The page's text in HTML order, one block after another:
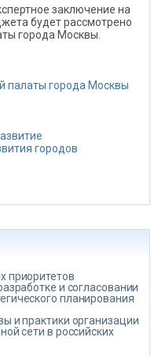
заключение на
будет рассмотрено
города Москвы.
палаты города Москвы
городов
приоритетов
и согласовании
планирования
и практики организации
сети в российских